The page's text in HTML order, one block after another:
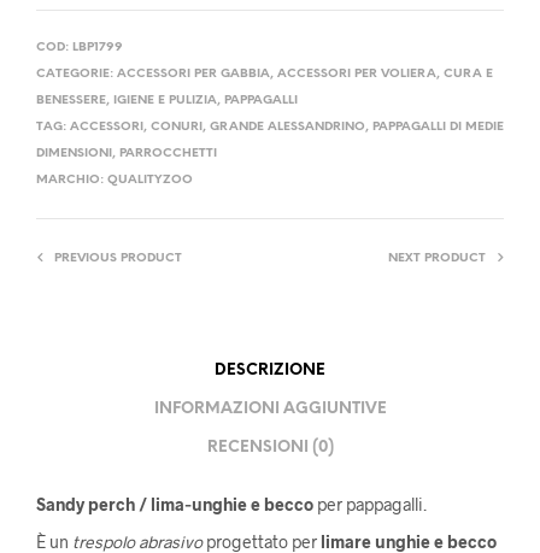
COD: LBP1799
CATEGORIE: ACCESSORI PER GABBIA, ACCESSORI PER VOLIERA, CURA E
BENESSERE, IGIENE E PULIZIA, PAPPAGALLI
TAG: ACCESSORI , CONURI , GRANDE ALESSANDRINO, PAPPAGALLI DI MEDIE
DIMENSIONI , PARROCCHETTI
MARCHIO: QUALITYZOO
PREVIOUS PRODUCT NEXT PRODUCT
DESCRIZIONE
INFORMAZIONI AGGIUNTIVE
RECENSIONI (0)
Sandy perch / lima‑unghie e becco per pappagalli.
È un trespolo abrasivoprogettato per limare unghie e becco